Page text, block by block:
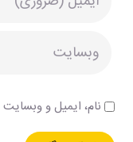
نام، ایمیل و وبسایت